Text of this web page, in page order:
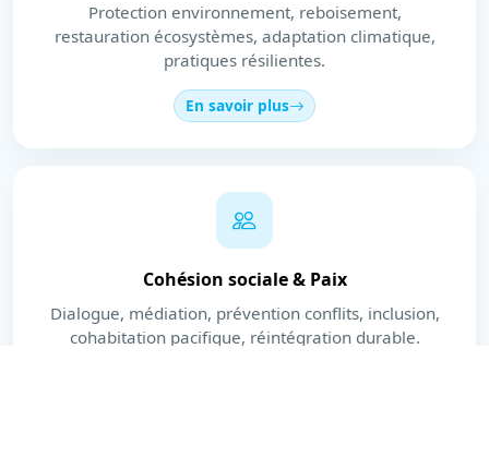
Protection environnement, reboisement,
restauration écosystèmes, adaptation climatique,
pratiques résilientes.
En savoir plus
Cohésion sociale & Paix
Dialogue, médiation, prévention conflits, inclusion,
cohabitation pacifique, réintégration durable.